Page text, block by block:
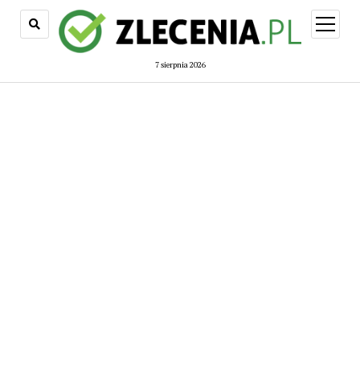
7 sierpnia 2026
open
menu